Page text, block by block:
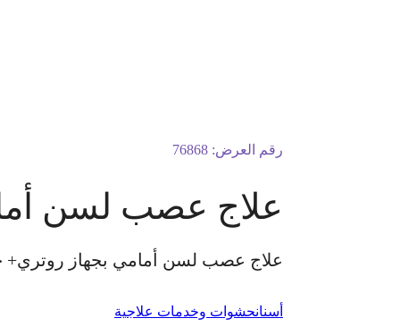
رقم العرض:76868
علاج عصب لسن
علاج عصب لسن أمامي بجهاز روتري+
أسنانحشوات وخدمات علاجية